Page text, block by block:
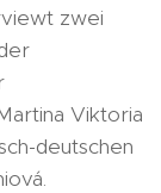
zwei
Viktoria
deutschen